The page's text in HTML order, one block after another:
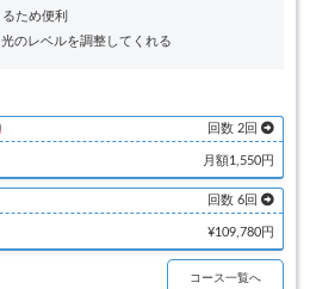
ため便利
のレベルを調整してくれる
回数 2回
月額1,550円
回数 6回
¥109,780円
コース一覧へ